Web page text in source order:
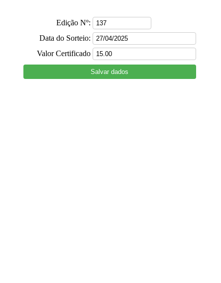
Edição Nº:
Data do Sorteio:
Valor Certificado